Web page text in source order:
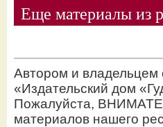
Еще материалы из
Автором и владельцем
«Издательский дом
Пожалуйста,
материалов нашего